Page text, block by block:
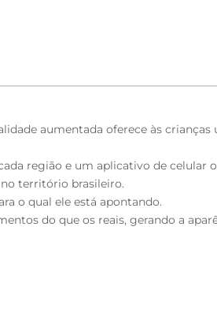
aumentada oferece às
região e um aplicativo de celular
território brasileiro.
o qual ele está apontando.
do que os reais, gerando a
Grow Realidade Aumenta